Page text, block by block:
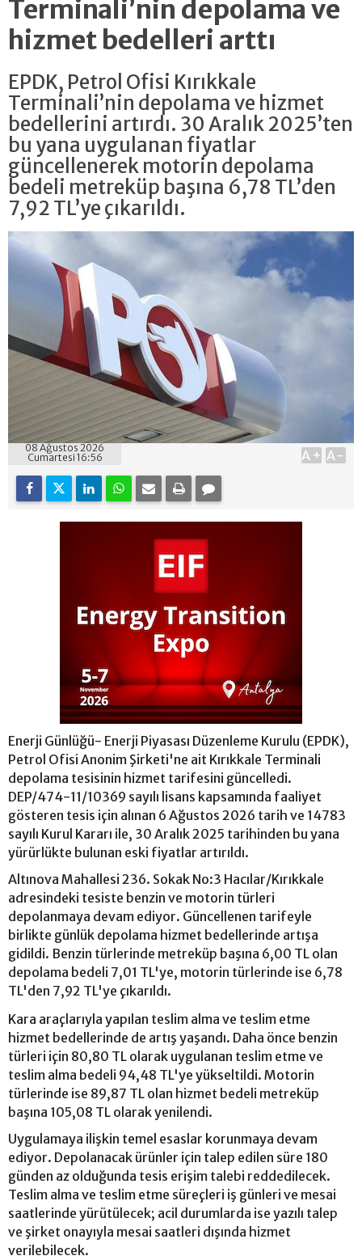
Terminali’nin depolama ve
hizmet bedelleri arttı
EPDK, Petrol Ofisi Kırıkkale
Terminali’nin depolama ve hizmet
bedellerini artırdı. 30 Aralık 2025’ten
bu yana uygulanan fiyatlar
güncellenerek motorin depolama
bedeli metreküp başına 6,78 TL’den
7,92 TL’ye çıkarıldı.
08 Ağustos 2026
Cumartesi 16:56
A+ A-
Enerji Günlüğü- Enerji Piyasası Düzenleme Kurulu (EPDK),
Petrol Ofisi Anonim Şirketi'ne ait Kırıkkale Terminali
depolama tesisinin hizmet tarifesini güncelledi.
DEP/474-11/10369 sayılı lisans kapsamında faaliyet
gösteren tesis için alınan 6 Ağustos 2026 tarih ve 14783
sayılı Kurul Kararı ile, 30 Aralık 2025 tarihinden bu yana
yürürlükte bulunan eski fiyatlar artırıldı.
Altınova Mahallesi 236. Sokak No:3 Hacılar/Kırıkkale
adresindeki tesiste benzin ve motorin türleri
depolanmaya devam ediyor. Güncellenen tarifeyle
birlikte günlük depolama hizmet bedellerinde artışa
gidildi. Benzin türlerinde metreküp başına 6,00 TL olan
depolama bedeli 7,01 TL'ye, motorin türlerinde ise 6,78
TL'den 7,92 TL'ye çıkarıldı.
Kara araçlarıyla yapılan teslim alma ve teslim etme
hizmet bedellerinde de artış yaşandı. Daha önce benzin
türleri için 80,80 TL olarak uygulanan teslim etme ve
teslim alma bedeli 94,48 TL'ye yükseltildi. Motorin
türlerinde ise 89,87 TL olan hizmet bedeli metreküp
başına 105,08 TL olarak yenilendi.
Uygulamaya ilişkin temel esaslar korunmaya devam
ediyor. Depolanacak ürünler için talep edilen süre 180
günden az olduğunda tesis erişim talebi reddedilecek.
Teslim alma ve teslim etme süreçleri iş günleri ve mesai
saatlerinde yürütülecek; acil durumlarda ise yazılı talep
ve şirket onayıyla mesai saatleri dışında hizmet
verilebilecek.